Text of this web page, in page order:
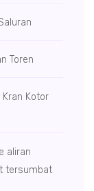
Toren
Kotor
aliran
tersumbat